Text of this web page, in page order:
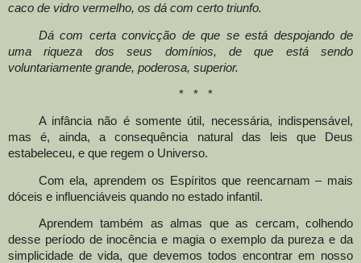
caco de vidro vermelho, os dá com certo triunfo.
Dá com certa convicção de que se está despojando de
uma riqueza dos seus domínios, de que está sendo
voluntariamente grande, poderosa, superior.
* * *
A infância não é somente útil, necessária, indispensável,
mas é, ainda, a consequência natural das leis que Deus
estabeleceu, e que regem o Universo.
Com ela, aprendem os Espíritos que reencarnam – mais
dóceis e influenciáveis quando no estado infantil.
Aprendem também as almas que as cercam, colhendo
desse período de inocência e magia o exemplo da pureza e da
simplicidade de vida, que devemos todos encontrar em nosso